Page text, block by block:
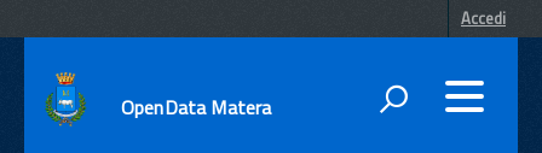
Accedi
OpenData Matera